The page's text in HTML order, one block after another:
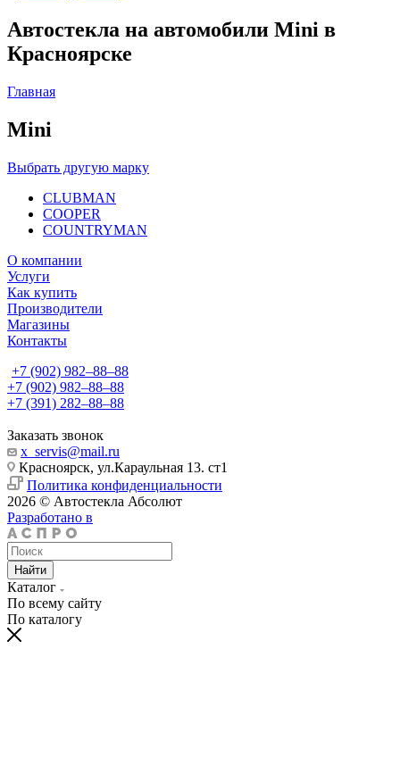
Автостекла на автомобили Mini в
Красноярске
Главная
Mini
Выбрать другую марку
CLUBMAN
COOPER
COUNTRYMAN
О компании
Услуги
Как купить
Производители
Магазины
Контакты
+7 (902) 982‒88‒88
+7 (902) 982‒88‒88
+7 (391) 282‒88‒88
Заказать звонок
x_servis@mail.ru
Красноярск, ул.Караульная 13. ст1
Политика конфиденциальности
2026 © Автостекла Абсолют
Разработано в
Найти
Каталог
По всему сайту
По каталогу